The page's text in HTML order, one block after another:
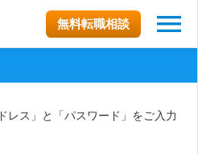
無料転職相談
レス」と「パスワード」をご入力